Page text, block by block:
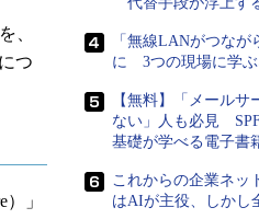
、
つ
」
「無線LANがつな
に 3つの現場に学ぶ
【無料】「メールサ
ない」人も必見
基礎が学べる電子書
これからの企業ネッ
はAIが主役、しかし